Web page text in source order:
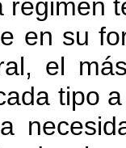
régimen
en su
el
tipo